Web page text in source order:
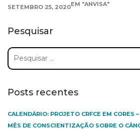
SETEMBRO 25, 2020EM "ANVISA"
Pesquisar
Pesquisar
por:
Posts recentes
CALENDÁRIO: PROJETO CRFCE EM CORES
MÊS DE CONSCIENTIZAÇÃO SOBRE O